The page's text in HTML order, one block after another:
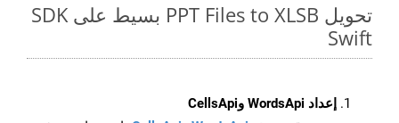
تحويل PPT Files to XLSB بسيط على SDK
Swift
إعداد WordsApi وCellsApi